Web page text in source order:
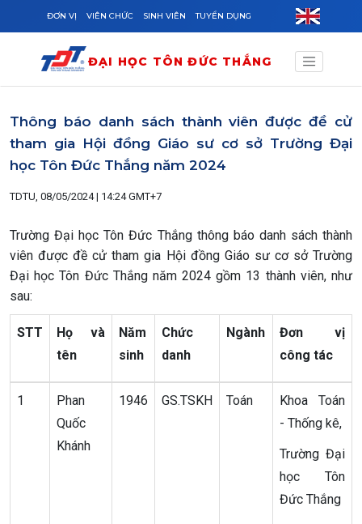
Skip to main content
ĐƠN VỊ VIÊN CHỨC SINH VIÊN TUYỂN DỤNG
ĐẠI HỌC TÔN ĐỨC THẮNG
Thông báo danh sách thành viên được đề cử
tham gia Hội đồng Giáo sư cơ sở Trường Đại
học Tôn Đức Thắng năm 2024
TDTU, 08/05/2024 | 14:24 GMT+7
Trường Đại học Tôn Đức Thắng thông báo danh sách thành
viên được đề cử tham gia Hội đồng Giáo sư cơ sở Trường
Đại học Tôn Đức Thắng năm 2024 gồm 13 thành viên, như
sau:
STT
Họ và
tên
Năm
sinh
Chức
danh
Ngành
Đơn vị
công tác
1
Phan
Quốc
Khánh
1946 GS.TSKH Toán
Khoa Toán
- Thống kê,
Trường Đại
học Tôn
Đức Thắng